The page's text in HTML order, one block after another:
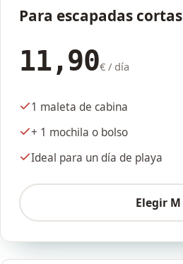
Para escapadas cortas
11,90€ / día
1 maleta de cabina
+ 1 mochila o bolso
Ideal para un día de playa
Elegir M